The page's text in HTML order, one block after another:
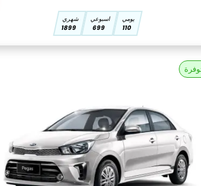
يومي
110
اسبوعي
699
شهري
1899